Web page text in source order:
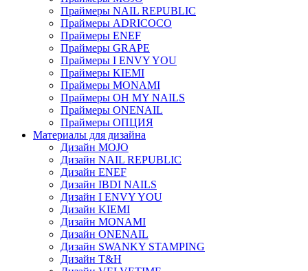
Праймеры NAIL REPUBLIC
Праймеры ADRICOCO
Праймеры ENEF
Праймеры GRAPE
Праймеры I ENVY YOU
Праймеры KIEMI
Праймеры MONAMI
Праймеры OH MY NAILS
Праймеры ONENAIL
Праймеры ОПЦИЯ
Материалы для дизайна
Дизайн MOJO
Дизайн NAIL REPUBLIC
Дизайн ENEF
Дизайн IBDI NAILS
Дизайн I ENVY YOU
Дизайн KIEMI
Дизайн MONAMI
Дизайн ONENAIL
Дизайн SWANKY STAMPING
Дизайн T&H